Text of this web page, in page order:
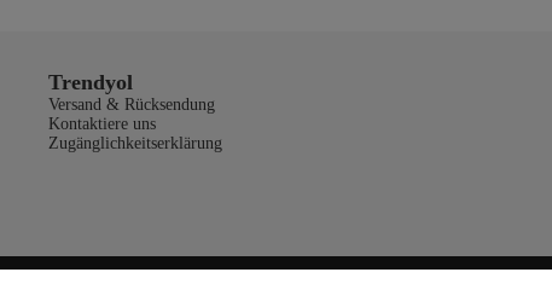
Trendyol
Versand & Rücksendung
Kontaktiere uns
Zugänglichkeitserklärung